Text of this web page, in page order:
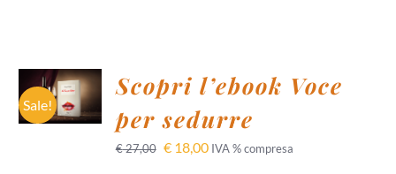
Sale!
AL
CARRELLO
/
Scopri l’ebook Voce
per sedurre
€27,00 €18,00 IVA % compresa